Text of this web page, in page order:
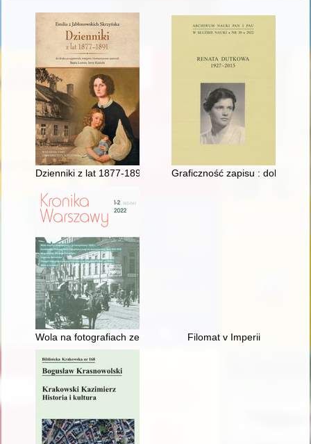
Dzienniki z lat 1877-1891 Graficzność zapisu :
Wola na fotografiach ze Społecznego Archiwum Warszawy
Filomat v Imperii